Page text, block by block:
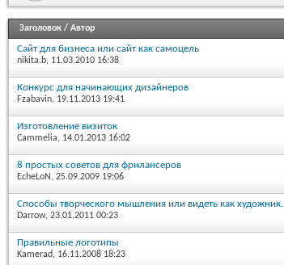
Заголовок / Автор
Сайт для бизнеса или сайт как самоцель
nikita.b, 11.03.2010 16:38
Конкурс для начинающих дизайнеров
Fzabavin, 19.11.2013 19:41
Изготовление визиток
Cammelia, 14.01.2013 16:02
8 простых советов для фрилансеров
EcheLoN , 25.09.2009 19:06
Способы творческого мышления или видеть как художник.
Darrow, 23.01.2011 00:23
Правильные логотипы
Kamerad, 16.11.2008 18:23